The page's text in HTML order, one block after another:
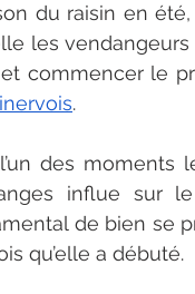
du raisin en
les
commencer le
.
l’un des
influe sur
de bien se
qu’elle a débuté.